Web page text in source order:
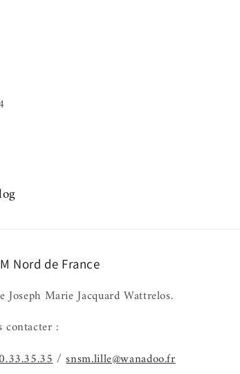
Nord de France
Joseph Marie Jacquard Wattrelos.
contacter :
/snsm.lille@wanadoo.fr